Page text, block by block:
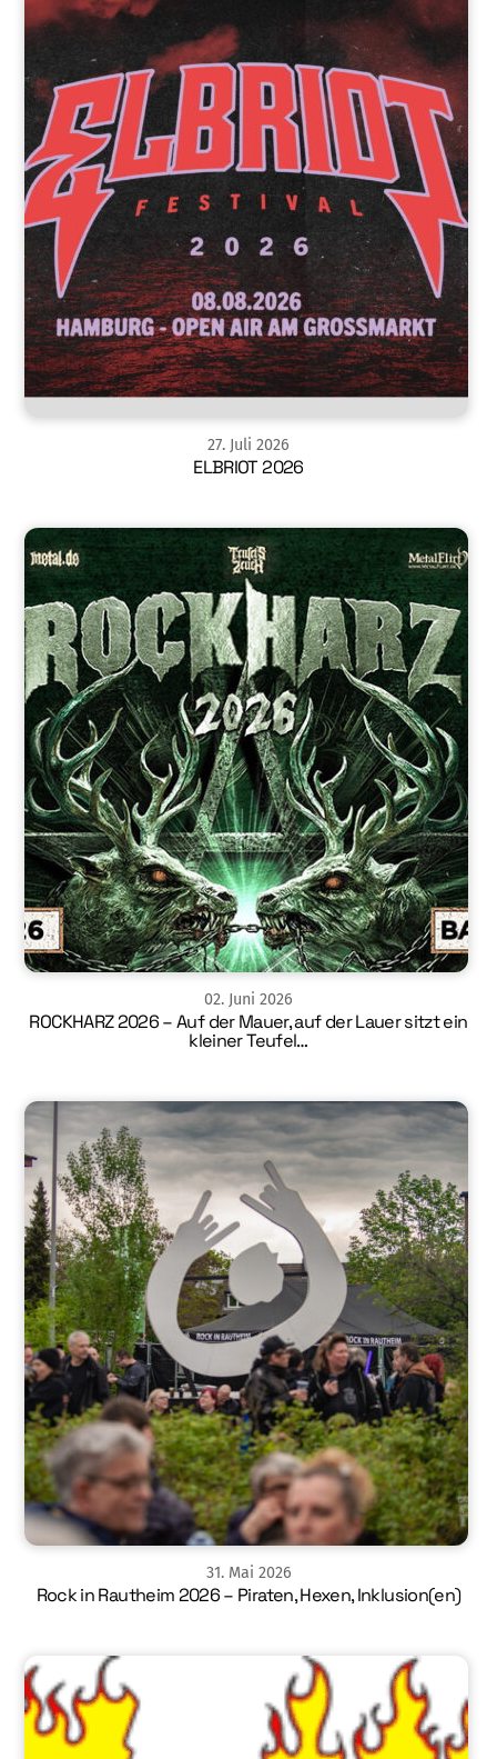
27. Juli 2026
ELBRIOT 2026
02. Juni 2026
ROCKHARZ 2026 – Auf der Mauer, auf der Lauer sitzt ein
kleiner Teufel…
31. Mai 2026
Rock in Rautheim 2026 – Piraten, Hexen, Inklusion(en)